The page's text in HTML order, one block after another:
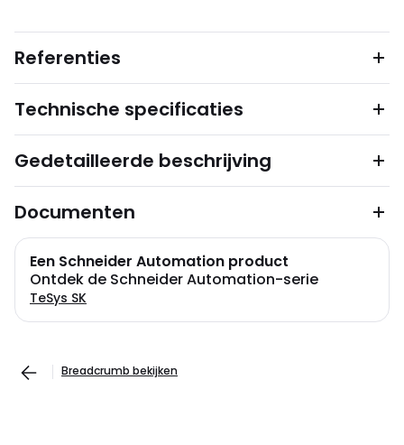
Referenties
Technische specificaties
Gedetailleerde beschrijving
Documenten
Een Schneider Automation product
Ontdek de Schneider Automation-serie
TeSys SK
Breadcrumb bekijken